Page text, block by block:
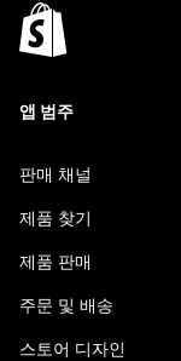
앱 범주
판매 채널
제품 찾기
제품 판매
주문 및 배송
스토어 디자인